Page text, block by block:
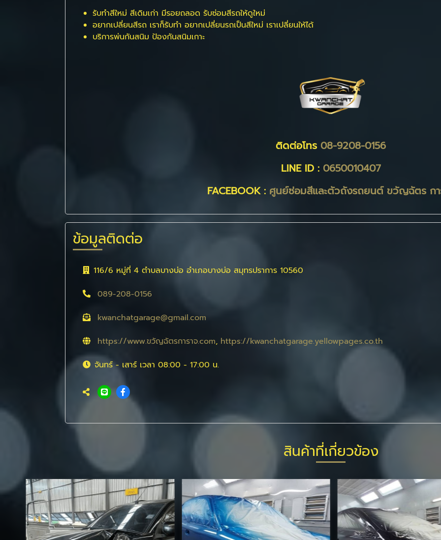
รับทำสีใหม่ สีเดิมเก่า มีรอยถลอด รับซ่อมสีรถให้ดูใหม่
อยากเปลี่ยนสีรถ เราก็รับทำ อยากเปลี่ยนรถเป็นสีใหม่ เราเปลี่ยนให้ได้
บริการพ่นกันสนิม ป้องกันสนิมเกาะ
ติดต่อโทร 08-9208-0156
LINE ID : 0650010407
FACEBOOK : ศูนย์ซ่อมสีและตัวถังรถยนต์ ขวัญฉัตร กา
ข้อมูลติดต่อ
116/6 หมู่ที่ 4 ตำบลบางบ่อ อำเภอบางบ่อ สมุทรปราการ 10560
089-208-0156
kwanchatgarage@gmail.com
https://www.ขวัญฉัตรการาจ.com, https://kwanchatgarage.yellowpages.co.th
จันทร์ - เสาร์ เวลา 08:00 - 17:00 น.
สินค้าที่เกี่ยวข้อง